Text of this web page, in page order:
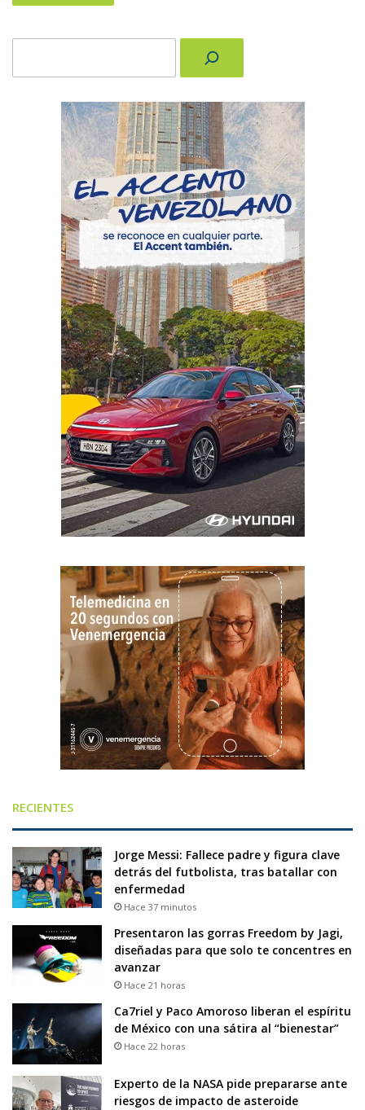
RECIENTES
Jorge Messi: Fallece padre y figura clave
detrás del futbolista, tras batallar con
enfermedad
Hace 37 minutos
Presentaron las gorras Freedom by Jagi,
diseñadas para que solo te concentres en
avanzar
Hace 21 horas
Ca7riel y Paco Amoroso liberan el espíritu
de México con una sátira al “bienestar”
Hace 22 horas
Experto de la NASA pide prepararse ante
riesgos de impacto de asteroide